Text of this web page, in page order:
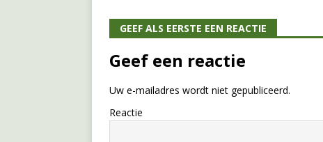
GEEF ALS EERSTE EEN REACTIE
Geef een reactie
Uw e-mailadres wordt niet gepubliceerd.
Reactie